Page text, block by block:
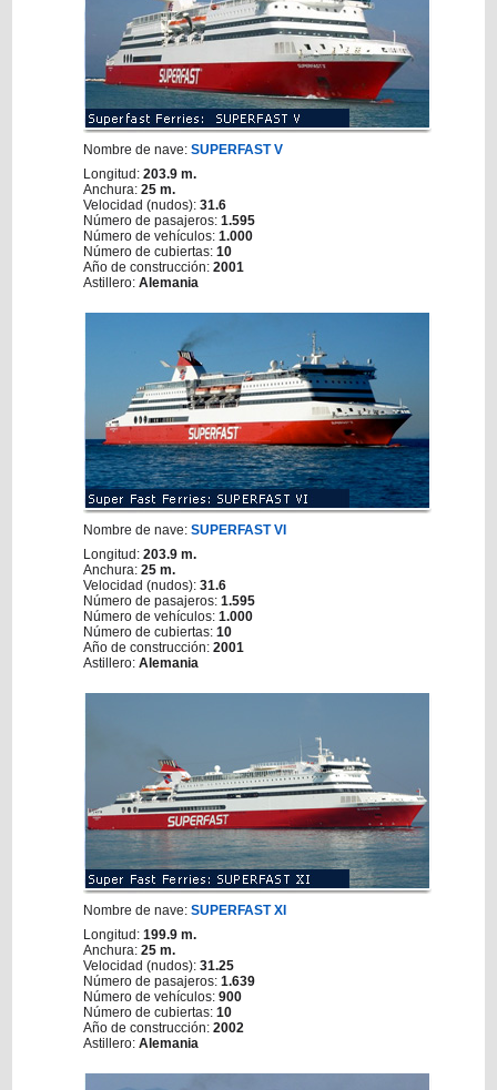
Nombre de nave:SUPERFAST V
Longitud:203.9 m.
Anchura:25 m.
Velocidad (nudos):31.6
Número de pasajeros:1.595
Número de vehículos:1.000
Número de cubiertas:10
Año de construcción:2001
Astillero:Alemania
Nombre de nave:SUPERFAST VI
Longitud:203.9 m.
Anchura:25 m.
Velocidad (nudos):31.6
Número de pasajeros:1.595
Número de vehículos:1.000
Número de cubiertas:10
Año de construcción:2001
Astillero:Alemania
Nombre de nave:SUPERFAST XI
Longitud:199.9 m.
Anchura:25 m.
Velocidad (nudos):31.25
Número de pasajeros:1.639
Número de vehículos:900
Número de cubiertas:10
Año de construcción:2002
Astillero:Alemania